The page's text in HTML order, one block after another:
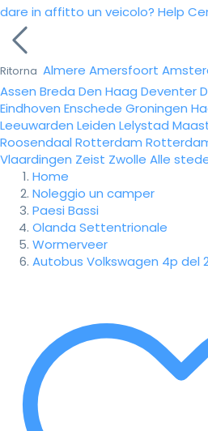
dare in affitto un veicolo? Help
Ritorna Almere Amersfoort
Assen Breda Den Haag Deventer
Eindhoven Enschede Groningen
Leeuwarden Leiden Lelystad
Roosendaal Rotterdam
Vlaardingen Zeist Zwolle Alle
Home
Noleggio un camper
Paesi Bassi
Olanda Settentrionale
Wormerveer
Autobus Volkswagen 4p del